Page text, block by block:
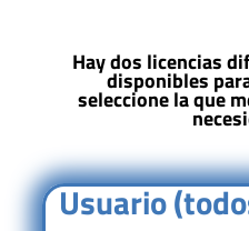
Hay dos licencias
disponibles
seleccione la que
Usuario